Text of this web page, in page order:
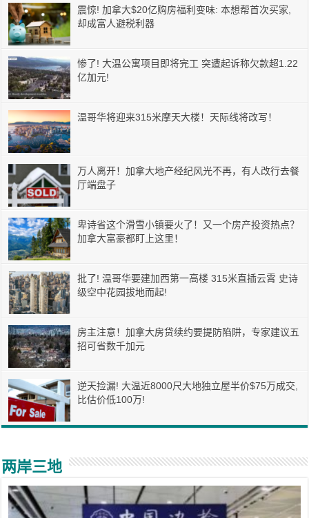
震惊! 加拿大$20亿购房福利变味: 本想帮首次买家,
却成富人避税利器
惨了! 大温公寓项目即将完工 突遭起诉称欠款超1.22
亿加元!
温哥华将迎来315米摩天大楼！天际线将改写！
万人离开！加拿大地产经纪风光不再，有人改行去餐
厅端盘子
卑诗省这个滑雪小镇要火了！又一个房产投资热点？
加拿大富豪都盯上这里！
批了! 温哥华要建加西第一高楼 315米直插云霄 史诗
级空中花园拔地而起!
房主注意！加拿大房贷续约要提防陷阱，专家建议五
招可省数千加元
逆天捡漏! 大温近8000尺大地独立屋半价$75万成交,
比估价低100万!
两岸三地